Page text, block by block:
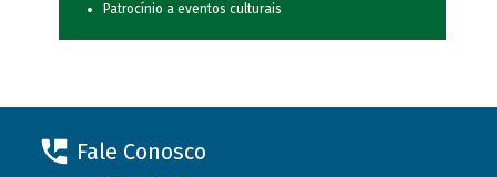
Patrocínio a eventos culturais
Fale Conosco